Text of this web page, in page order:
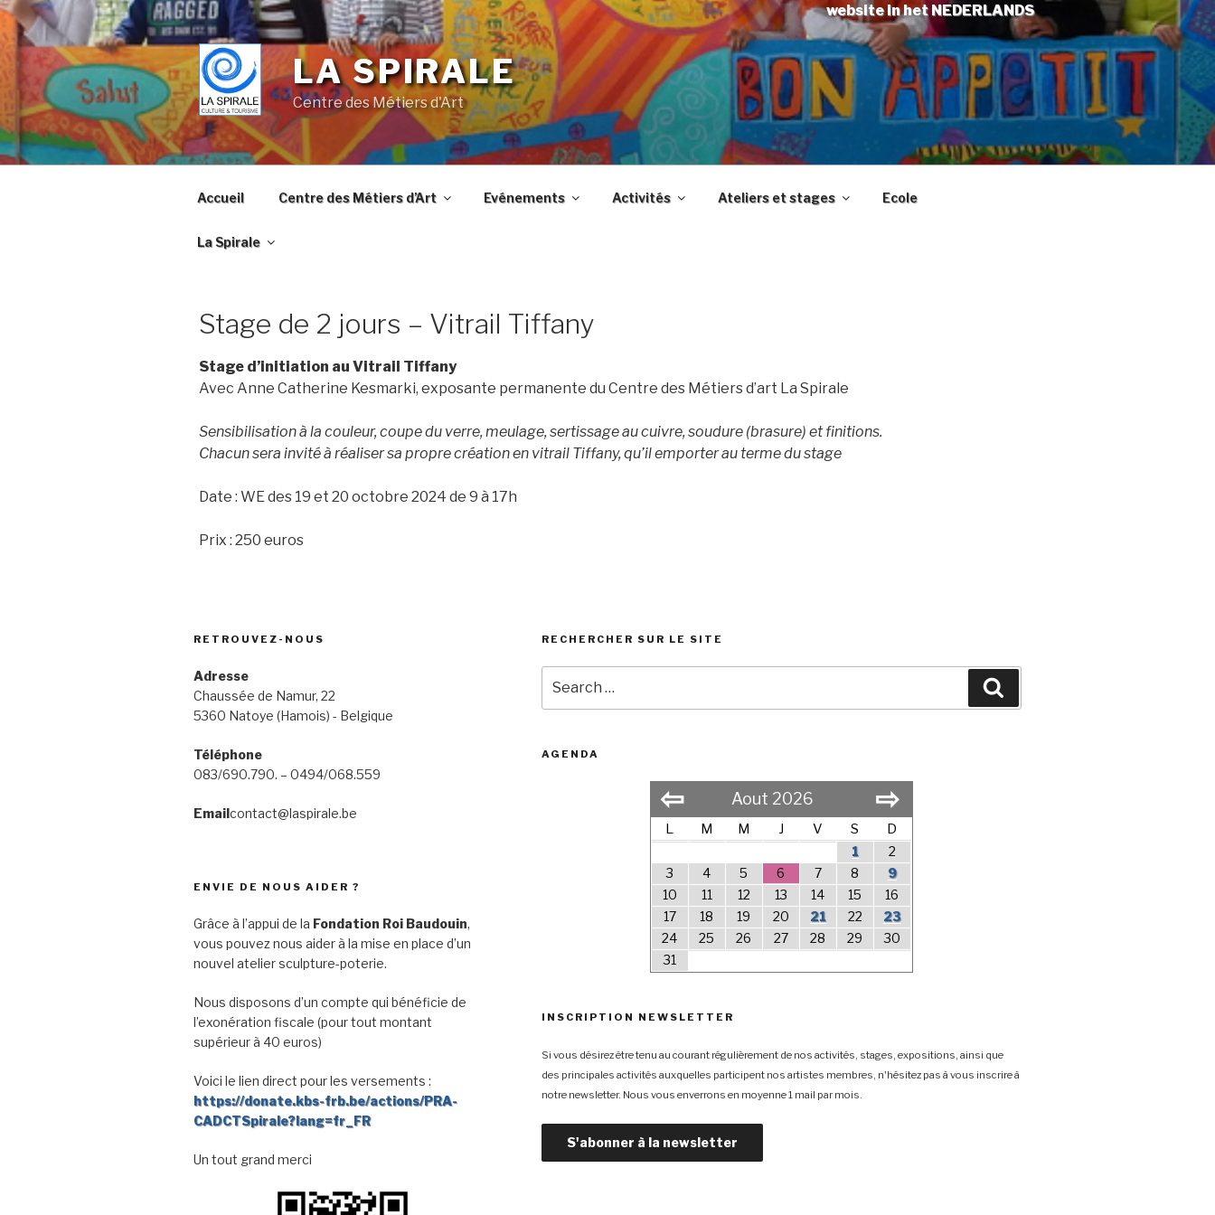
website in het NEDERLANDS
Skip
to
content
LA SPIRALE
Centre des Métiers d'Art
Accueil Centre des Métiers d’Art Evénements Activités Ateliers et stages Ecole
La Spirale
Stage de 2 jours – Vitrail Tiffany
Stage d’initiation au Vitrail Tiffany
Avec Anne Catherine Kesmarki, exposante permanente du Centre des Métiers d’art La Spirale
Sensibilisation à la couleur, coupe du verre, meulage, sertissage au cuivre, soudure (brasure) et finitions.
Chacun sera invité à réaliser sa propre création en vitrail Tiffany, qu’il emporter au terme du stage
Date : WE des 19 et 20 octobre 2024 de 9 à 17h
Prix : 250 euros
RETROUVEZ-NOUS
Adresse
Chaussée de Namur, 22
5360 Natoye (Hamois) - Belgique
Téléphone
083/690.790. – 0494/068.559
Emailcontact@laspirale.be
ENVIE DE NOUS AIDER ?
Grâce à l’appui de la Fondation Roi Baudouin,
vous pouvez nous aider à la mise en place d’un
nouvel atelier sculpture-poterie.
Nous disposons d’un compte qui bénéficie de
l’exonération fiscale (pour tout montant
supérieur à 40 euros)
Voici le lien direct pour les versements :
https://donate.kbs-frb.be/actions/PRA-
CADCTSpirale?lang=fr_FR
Un tout grand merci
RECHERCHER SUR LE SITE
for:
AGENDA
⇦ Aout 2026 ⇨
L M M J V S D
1
2
3
4 5 6 7 8
9
10
11 12 13 14 15
16
17
18 19 20 21 22
23
24
25 26 27 28 29
30
31
INSCRIPTION NEWSLETTER
Si vous désirez être tenu au courant régulièrement de nos activités, stages, expositions, ainsi que
des principales activités auxquelles participent nos artistes membres, n'hésitez pas à vous inscrire à
notre newsletter. Nous vous enverrons en moyenne 1 mail par mois.